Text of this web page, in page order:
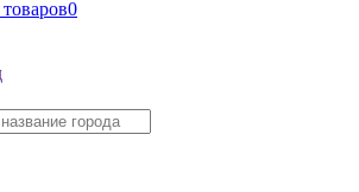
0